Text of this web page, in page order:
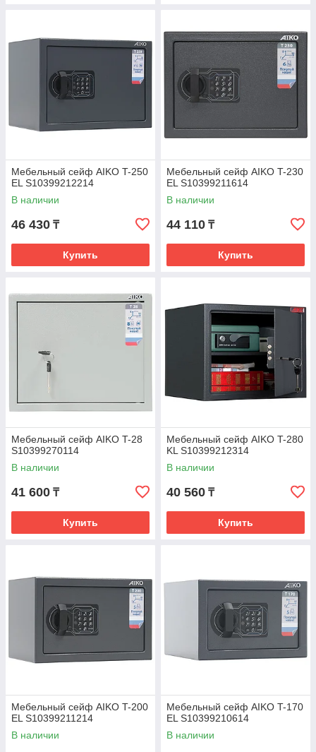
Мебельный сейф AIKO T-250
EL S10399212214
В наличии
46 430 ₸
Купить
Мебельный сейф AIKO T-230
EL S10399211614
В наличии
44 110 ₸
Купить
Мебельный сейф AIKO T-28
S10399270114
В наличии
41 600 ₸
Купить
Мебельный сейф AIKO T-280
KL S10399212314
В наличии
40 560 ₸
Купить
Мебельный сейф AIKO T-200
EL S10399211214
В наличии
Мебельный сейф AIKO T-170
EL S10399210614
В наличии